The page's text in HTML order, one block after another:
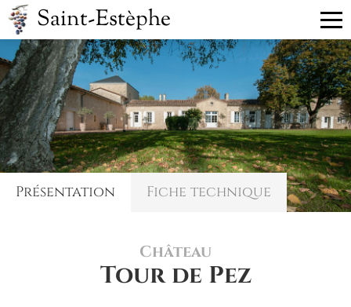
Saint-Estèphe
CHÂTEAU PRÉCÉDENT
Tercesne
CHÂTEAU SUIVANT
Tour des Termes
Présentation Fiche technique
Château
Tour de Pez